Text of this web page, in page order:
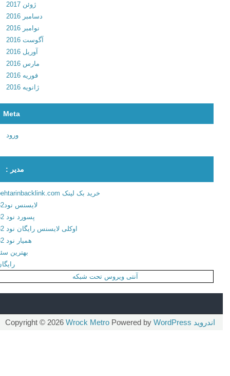
د
ا
ن
و
د
ب
س
ع
ت
ا
د
ژوئن 2017
دسامبر 2016
نوامبر 2016
آگوست 2016
آوریل 2016
مارس 2016
فوریه 2016
ژانویه 2016
Meta
مدیر :
خرید بک لینک behtarinbacklink.com
لایسنس نود32
پسورد نود 32
اوکلی لایسنس رایگان نود 32
همیار نود 32
بهترین سئو
رایگان
آنتی ویروس تحت شبکه
اندرویدCopyright © 2026
Wrock MetroPowered byWordPress